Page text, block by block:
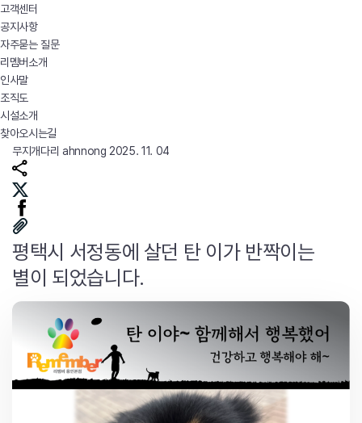
고객센터
공지사항
자주묻는 질문
리멤버소개
인사말
조직도
시설소개
찾아오시는길
무지개다리 ahnnong 2025. 11. 04
평택시 서정동에 살던 탄 이가 반짝이는
별이 되었습니다.